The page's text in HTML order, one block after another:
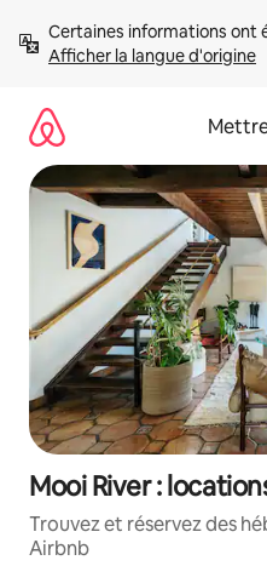
directement
Afficher la langue d'origine
Mooi River :
Trouvez et réservez des
Airbnb